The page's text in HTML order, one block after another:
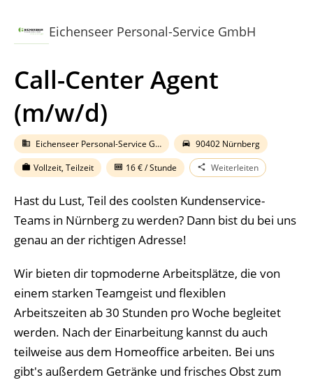
Eichenseer Personal-Service GmbH
Call-Center Agent
(m/w/d)
business Eichenseer Personal-Service GmbH directions_car 90402 Nürnberg
work Vollzeit, Teilzeit money 16€ / Stunde share Weiterleiten
Hast du Lust, Teil des coolsten Kundenservice-
Teams in Nürnberg zu werden? Dann bist du bei uns
genau an der richtigen Adresse!
Wir bieten dir topmoderne Arbeitsplätze, die von
einem starken Teamgeist und flexiblen
Arbeitszeiten ab 30 Stunden pro Woche begleitet
werden. Nach der Einarbeitung kannst du auch
teilweise aus dem Homeoffice arbeiten. Bei uns
gibt's außerdem Getränke und frisches Obst zum